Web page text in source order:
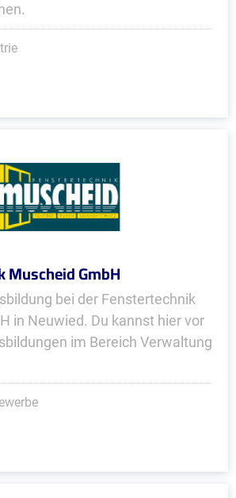
Muscheid GmbH
bei der Fenstertechnik
in Neuwied. Du kannst hier vor
im Bereich Verwaltung